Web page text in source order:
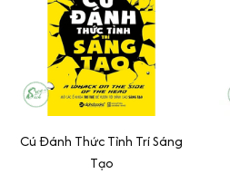
Cú Đánh Thức Tỉnh Trí Sáng
Tạo